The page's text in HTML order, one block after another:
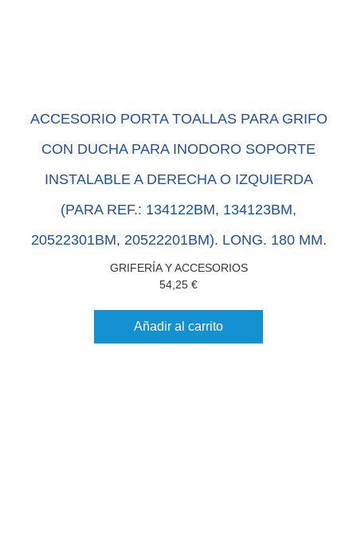
ACCESORIO PORTA TOALLAS PARA GRIFO
CON DUCHA PARA INODORO SOPORTE
INSTALABLE A DERECHA O IZQUIERDA
(PARA REF.: 134122BM, 134123BM,
20522301BM, 20522201BM). LONG. 180 MM.
GRIFERÍA Y ACCESORIOS
54,25 €
Añadir al carrito